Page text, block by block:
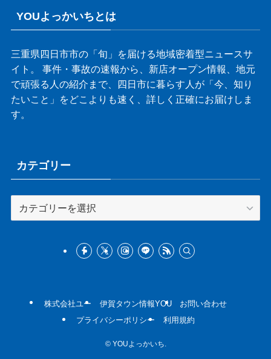
YOUよっかいちとは
三重県四日市市の「旬」を届ける地域密着型ニュースサ
イト。 事件・事故の速報から、新店オープン情報、地元
で頑張る人の紹介まで、四日市に暮らす人が「今、知り
たいこと」をどこよりも速く、詳しく正確にお届けしま
す。
カテゴリー
テ
株式会社ユー 伊賀タウン情報YOU
お問い合わせ
プライバシーポリシー
利用規約
©YOUよっかいち.